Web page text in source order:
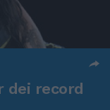
dei record